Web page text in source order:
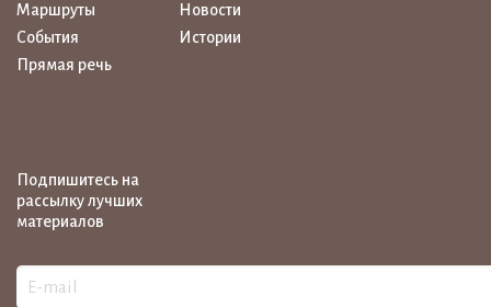
Маршруты
Новости
События
Истории
Прямая речь
Подпишитесь на
рассылку лучших
материалов